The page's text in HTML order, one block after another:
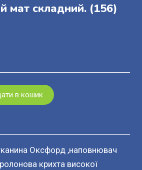
мат складний. (156)
в кошик
Оксфорд ,наповнювач
крихта високої